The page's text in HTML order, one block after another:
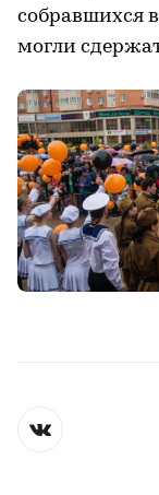
собравшихся
могли